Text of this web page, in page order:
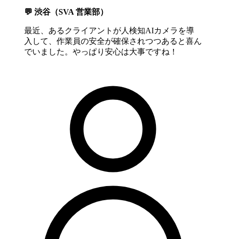
💬 渋谷（SVA 営業部）
最近、あるクライアントが人検知AIカメラを導
入して、作業員の安全が確保されつつあると喜ん
でいました。やっぱり安心は大事ですね！